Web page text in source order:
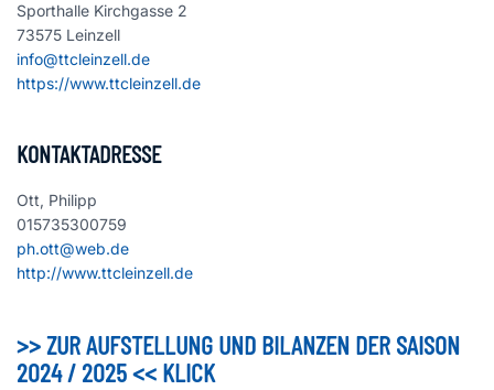
Sporthalle Kirchgasse 2
73575 Leinzell
info@ttcleinzell.de
https://www.ttcleinzell.de
KONTAKTADRESSE
Ott, Philipp
015735300759
ph.ott@web.de
http://www.ttcleinzell.de
>> ZUR AUFSTELLUNG UND BILANZEN DER SAISON
2024 / 2025 << KLICK